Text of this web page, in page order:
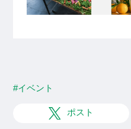
#イベント
ポスト